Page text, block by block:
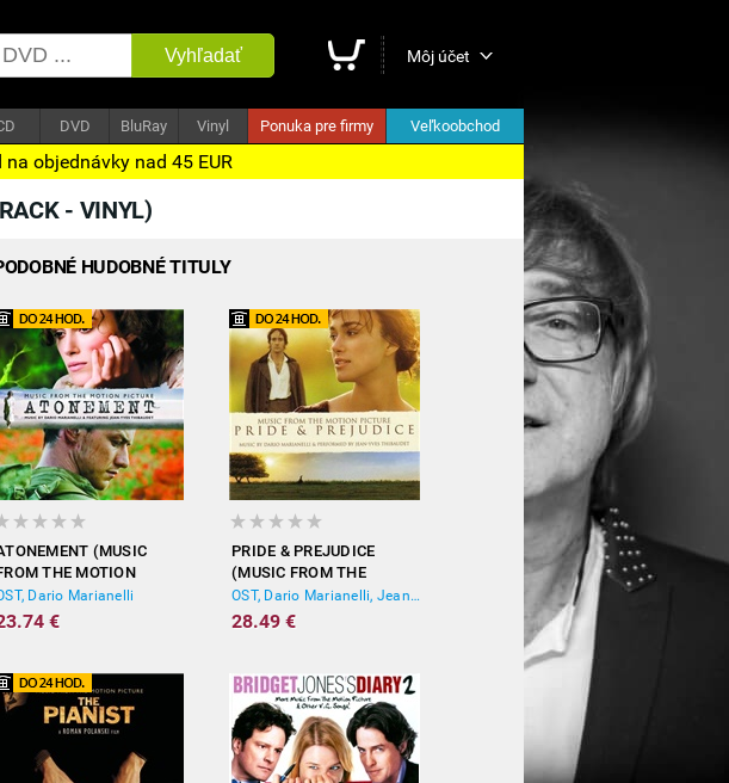
Vyhľadať Môj účet
DVD BluRay Vinyl Ponuka pre firmy Veľkoobchod
objednávky nad 45 EUR
- VINYL)
HUDOBNÉ TITULY
(MUSIC
THE MOTION
Dario Marianelli
€
PRIDE & PREJUDICE
(MUSIC FROM THE
MOTION PICTURE)
OST, Dario Marianelli, Jean-Yves Thibaudet
28.49 €